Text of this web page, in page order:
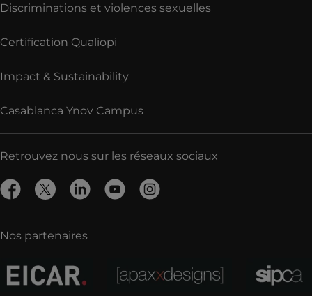
Discriminations et violences sexuelles
Certification Qualiopi
Impact & Sustainability
Casablanca Ynov Campus
Retrouvez nous sur les réseaux sociaux
Nos partenaires